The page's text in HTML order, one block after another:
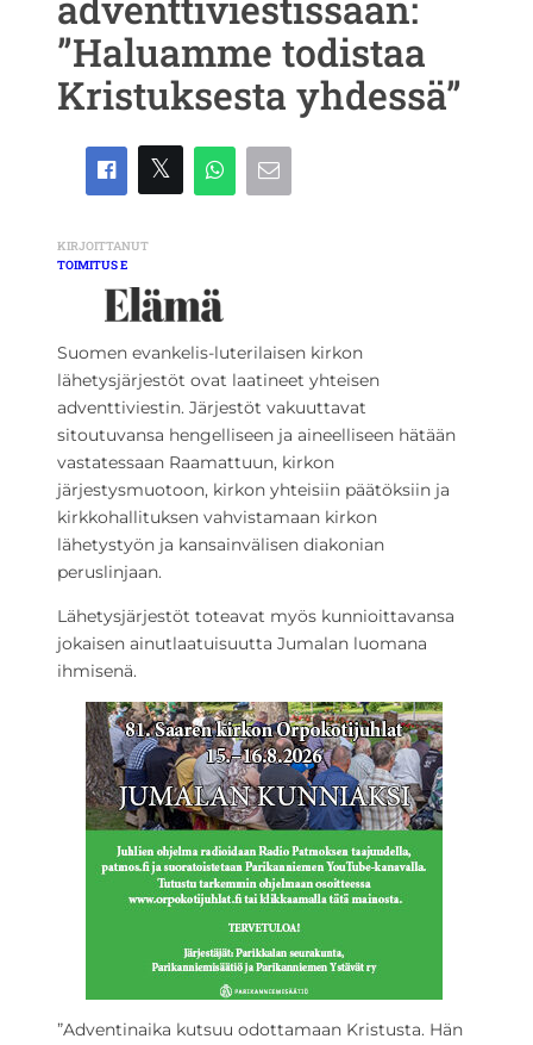
”Haluamme todistaa
Kristuksesta yhdessä”
KIRJOITTANUT
TOIMITUS E
Suomen evankelis-luterilaisen kirkon
lähetysjärjestöt ovat laatineet yhteisen
adventtiviestin. Järjestöt vakuuttavat
sitoutuvansa hengelliseen ja aineelliseen hätään
vastatessaan Raamattuun, kirkon
järjestysmuotoon, kirkon yhteisiin päätöksiin ja
kirkkohallituksen vahvistamaan kirkon
lähetystyön ja kansainvälisen diakonian
peruslinjaan.
Lähetysjärjestöt toteavat myös kunnioittavansa
jokaisen ainutlaatuisuutta Jumalan luomana
ihmisenä.
”Adventinaika kutsuu odottamaan Kristusta. Hän